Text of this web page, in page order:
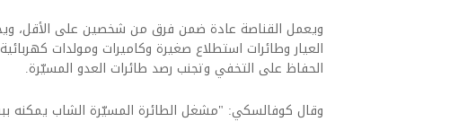
ويعمل القناصة عادة ضمن فرق من شخصين على الأقل،
الحفاظ على التخفي وتجنب رصد طائرات العدو المسيّرة.
وقال كوفالسكي: "مشغل الطائرة المسيّرة الشاب يمكنه